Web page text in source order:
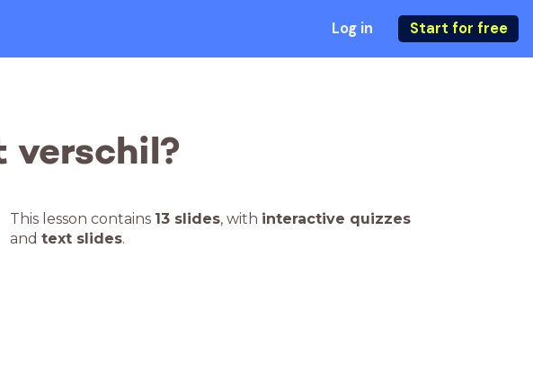
Log in Start for free
verschil?
This lesson contains 13 slides, with interactive quizzes
and text slides.